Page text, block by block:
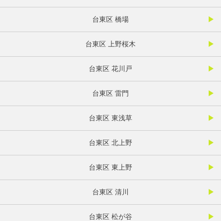
台東区 橋場
台東区 上野桜木
台東区 花川戸
台東区 雷門
台東区 東浅草
台東区 北上野
台東区 東上野
台東区 清川
台東区 松が谷